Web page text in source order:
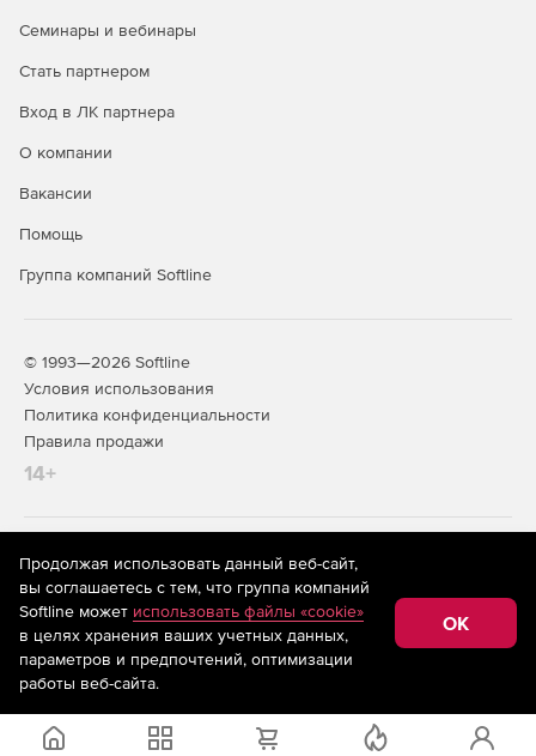
Семинары и вебинары
Стать партнером
Вход в ЛК партнера
О компании
Вакансии
Помощь
Группа компаний Softline
© 1993—2026 Softline
Условия использования
Политика конфиденциальности
Правила продажи
14+
На информационном ресурсе store.softline.ru применяются
рекомендательные технологии
(информационные технологии
предоставления информации на основе сбора,
систематизации и анализа сведений, относящихся к
предпочтениям пользователей сети «Интернет»,
находящихся на территории Российской Федерации)
Продолжая использовать данный веб-сайт,
вы соглашаетесь с тем, что группа компаний
Softline может использовать файлы «cookie»
в целях хранения ваших учетных данных,
параметров и предпочтений, оптимизации
работы веб-сайта.
OK